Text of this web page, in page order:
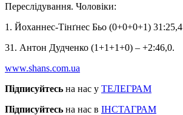
Переслідування. Чоловіки:
1. Йоханнес-Тінґнес Бьо (0+0+0+1) 31:25,4
31. Антон Дудченко (1+1+1+0) – +2:46,0.
www.shans.com.ua
Підписуйтесь на нас у ТЕЛЕГРАМ
Підписуйтесь на нас в ІНСТАГРАМ